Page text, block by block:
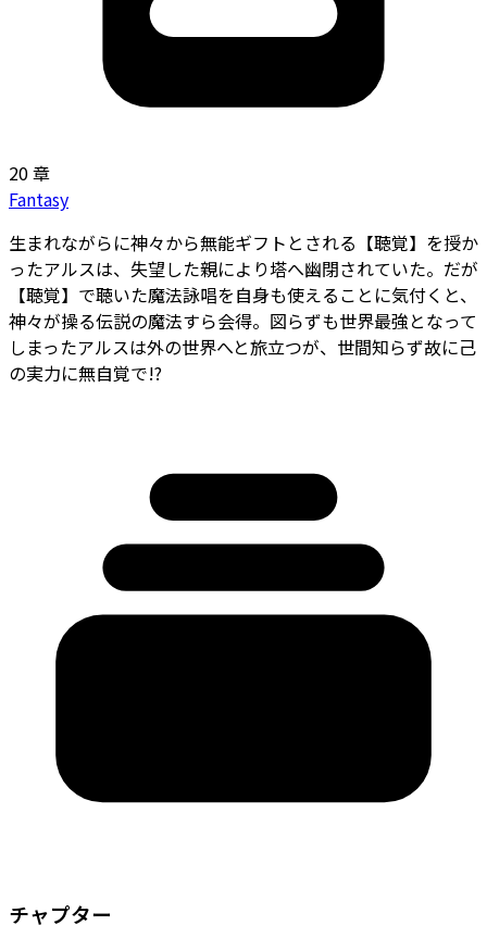
20 章
Fantasy
生まれながらに神々から無能ギフトとされる【聴覚】を授か
ったアルスは、失望した親により塔へ幽閉されていた。だが
【聴覚】で聴いた魔法詠唱を自身も使えることに気付くと、
神々が操る伝説の魔法すら会得。図らずも世界最強となって
しまったアルスは外の世界へと旅立つが、世間知らず故に己
の実力に無自覚で――!?
チャプター